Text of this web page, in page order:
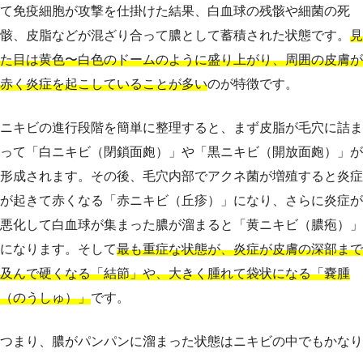
て免疫細胞が攻撃を仕掛けた結果、白血球の残骸や細菌の死
骸、皮脂などが混ざり合って膿として蓄積された状態です。 見
た目は黄色〜白色のドームのように盛り上がり、周囲の皮膚が
赤く炎症を起こしていることが多いのが特徴です。
ニキビの進行段階を簡単に整理すると、まず皮脂が毛穴に詰ま
って「白ニキビ（閉鎖面皰）」や「黒ニキビ（開放面皰）」が
形成されます。その後、毛穴内部でアクネ菌が増殖すると炎症
が起きて赤くなる「赤ニキビ（丘疹）」になり、さらに炎症が
悪化して白血球が集まった膿が溜まると「黄ニキビ（膿疱）」
になります。そして最も重症な状態が、炎症が皮膚の深部まで
及んで硬くなる「結節」や、大きく腫れて袋状になる「嚢腫
（のうしゅ）」です。
つまり、膿がパンパンに溜まった状態はニキビの中でもかなり